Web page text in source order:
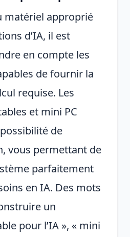
matériel approprié
d’IA, il est
en compte les
de fournir la
requise. Les
et mini PC
de
vous permettant de
parfaitement
en IA. Des mots
un
pour l’IA », « mini